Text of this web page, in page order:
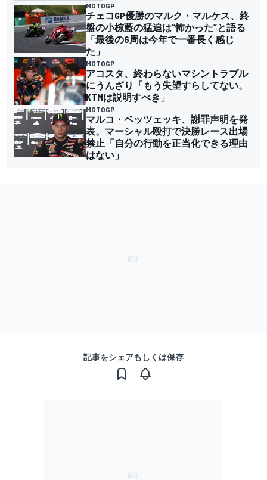
MOTOGP
チェコGP優勝のマルク・マルケス、終
盤の小椋藍の猛追は“怖かった”と語る
「最後の6周は今年で一番長く感じ
た」
MOTOGP
アコスタ、終わらないマシントラブル
にうんざり「もう失望すらしてない。
KTMは説明すべき」
MOTOGP
マルコ・ベッツェッキ、謝罪声明を発
表。マーシャル殴打で決勝レース出場
禁止「自分の行動を正当化できる理由
はない」
記事をシェアもしくは保存